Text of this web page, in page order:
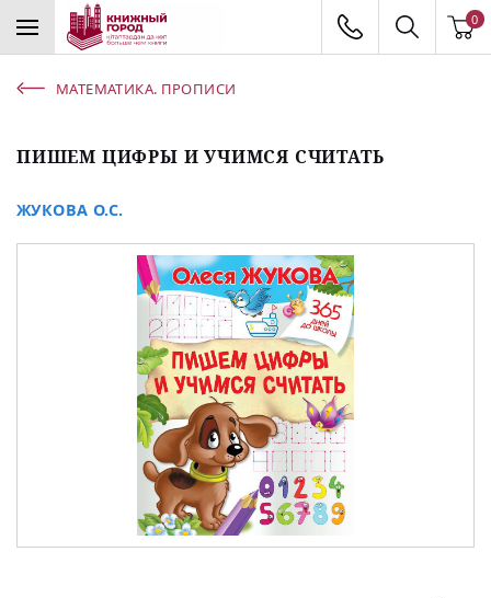
0
МАТЕМАТИКА. ПРОПИСИ
ПИШЕМ ЦИФРЫ И УЧИМСЯ СЧИТАТЬ
ЖУКОВА О.С.